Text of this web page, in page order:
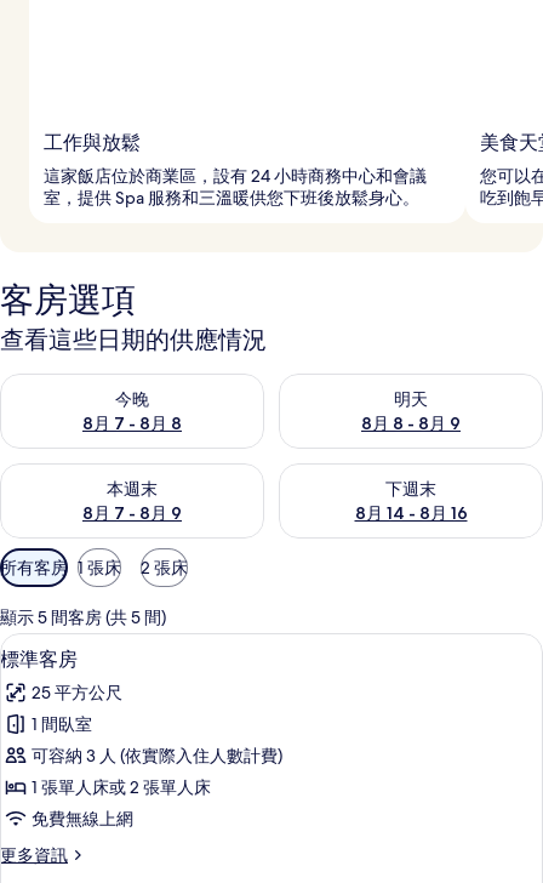
工作與放鬆
這家飯店位於商業區，設有 24 小時商務中心和會議
室，提供 Spa 服務和三溫暖供您下班後放鬆身心。
美食天
您可以
吃到飽
客房選項
查看這些日期的供應情況
今晚
8月 7 - 8月 8
查看今晚 (8月 7 - 8月 8) 的供應情況
明天
8月 8 - 8月 9
查看明天 (8月 8 - 8月 9) 的供
本週末
8月 7 - 8月 9
查看本週末 (8月 7 - 8月 9) 的供應情況
下週末
8月 14 - 8月 16
查看下週末 (8月 14 - 8月 16)
可
用
的
客
房
篩
選
條
所有客房 1 張床 2 張床
顯示 5 間客房 (共 5 間)
顯
示
標
準
客
房
的
所
標準客房 | 高級寢具、Select Comfort
1
標準客房
25 平方公尺
1 間臥室
可容納 3 人 (依實際入住人數計費)
1 張單人床或 2 張單人床
免費無線上網
更多資訊
更